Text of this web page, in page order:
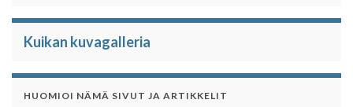
Kuikan kuvagalleria
HUOMIOI NÄMÄ SIVUT JA ARTIKKELIT